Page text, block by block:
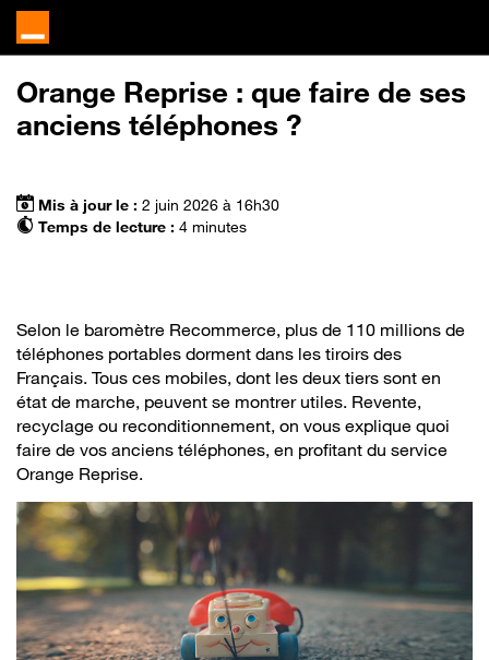
Orange Reprise : que faire de ses
anciens téléphones ?
Mis à jour le : 2 juin 2026 à 16h30
Temps de lecture : 4 minutes
Selon le baromètre Recommerce, plus de 110 millions de
téléphones portables dorment dans les tiroirs des
Français. Tous ces mobiles, dont les deux tiers sont en
état de marche, peuvent se montrer utiles. Revente,
recyclage ou reconditionnement, on vous explique quoi
faire de vos anciens téléphones, en profitant du service
Orange Reprise.